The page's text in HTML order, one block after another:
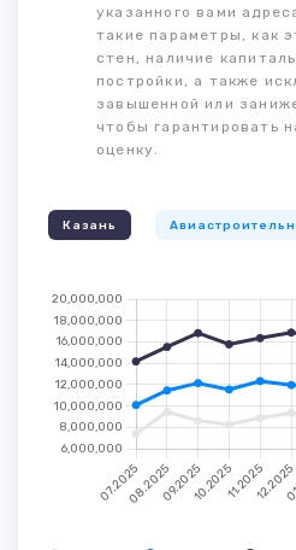
указанного вами
такие параметры, как
стен, наличие
постройки, а также
завышенной или
чтобы гарантировать
оценку.
Казань